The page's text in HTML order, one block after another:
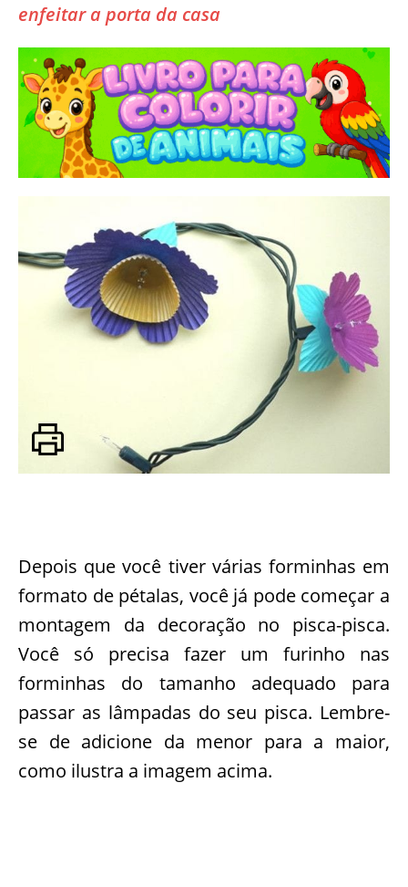
enfeitar a porta da casa
Depois que você tiver várias forminhas em
formato de pétalas, você já pode começar a
montagem da decoração no pisca-pisca.
Você só precisa fazer um furinho nas
forminhas do tamanho adequado para
passar as lâmpadas do seu pisca. Lembre-
se de adicione da menor para a maior,
como ilustra a imagem acima.